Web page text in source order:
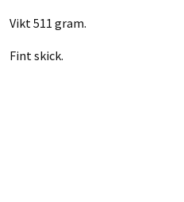
Vikt 511 gram.
Fint skick.